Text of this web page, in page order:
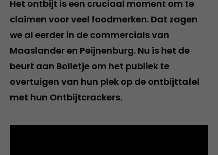
Het ontbijt is een cruciaal moment om te
claimen voor veel foodmerken. Dat zagen
we al eerder in de commercials van
Maaslander en Peijnenburg. Nu is het de
beurt aan Bolletje om het publiek te
overtuigen van hun plek op de ontbijttafel
met hun Ontbijtcrackers.